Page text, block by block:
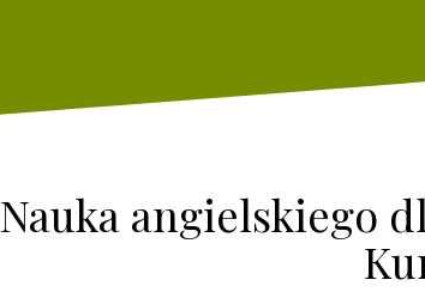
Nauka angielskiego